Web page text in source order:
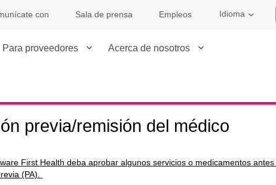
con Sala de prensa Empleos Idioma
Para proveedores Acerca de nosotros
previa/remisión del médico
First Health deba aprobar algunos servicios o medicamentos
(PA).